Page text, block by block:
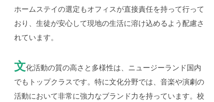
ホームステイの選定もオフィスが直接責任を持って行って
おり、生徒が安心して現地の生活に溶け込めるよう配慮さ
れています。
文化活動の質の高さと多様性は、ニュージーランド国内
でもトップクラスです。特に文化分野では、音楽や演劇の
活動において非常に強力なブランド力を持っています。校